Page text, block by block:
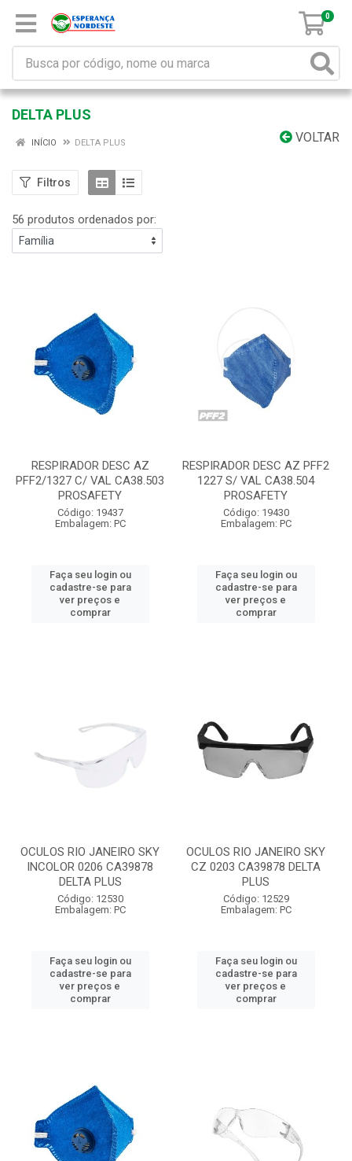
0
DELTA PLUS
VOLTAR
INÍCIO DELTA PLUS
Filtros
56 produtos ordenados por:
RESPIRADOR DESC AZ
PFF2/1327 C/ VAL CA38.503
PROSAFETY
Código: 19437
Embalagem: PC
Faça seu login ou
cadastre-se para
ver preços e
comprar
RESPIRADOR DESC AZ PFF2
1227 S/ VAL CA38.504
PROSAFETY
Código: 19430
Embalagem: PC
Faça seu login ou
cadastre-se para
ver preços e
comprar
OCULOS RIO JANEIRO SKY
INCOLOR 0206 CA39878
DELTA PLUS
Código: 12530
Embalagem: PC
Faça seu login ou
cadastre-se para
ver preços e
comprar
OCULOS RIO JANEIRO SKY
CZ 0203 CA39878 DELTA
PLUS
Código: 12529
Embalagem: PC
Faça seu login ou
cadastre-se para
ver preços e
comprar